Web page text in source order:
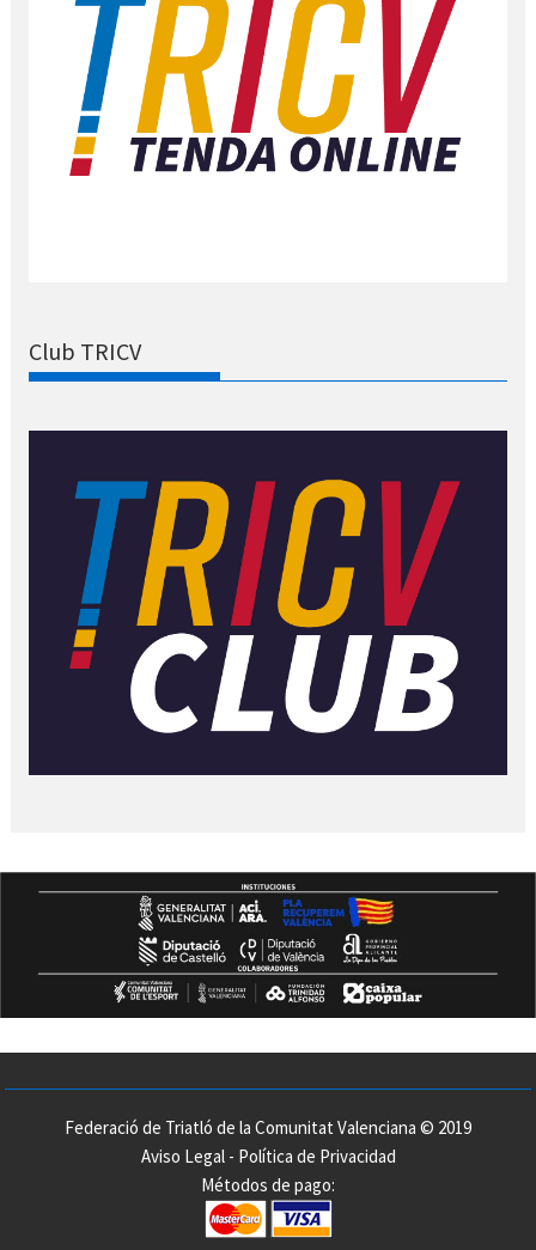
Club TRICV
Federació de Triatló de la Comunitat Valenciana © 2019
Aviso Legal- Política de Privacidad
Métodos de pago: